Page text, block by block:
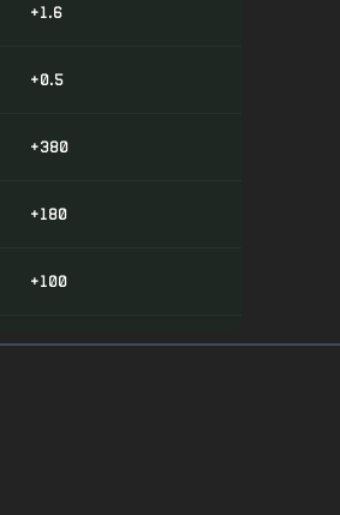
+1.6
+0.5
+380
+180
+100
+200